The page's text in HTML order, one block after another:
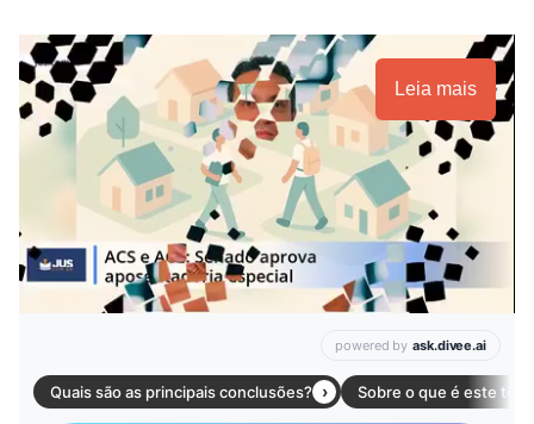
Leia mais
Próximo vídeo em 5 Cancelar